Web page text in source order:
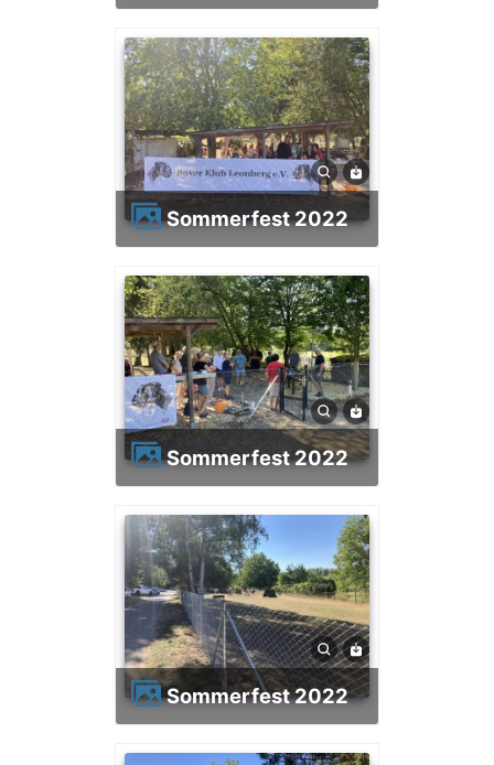
Sommerfest 2022
Sommerfest 2022
Sommerfest 2022